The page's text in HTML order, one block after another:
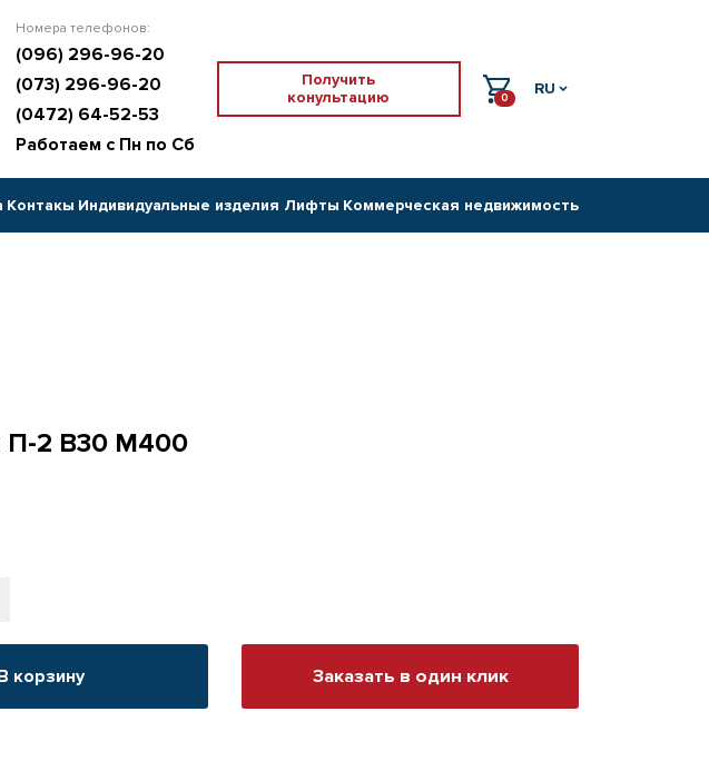
Номера телефонов:
(096) 296-96-20
(073) 296-96-20
(0472) 64-52-53
Работаем с Пн по Сб
Получить
конультацию
0
RU
Контакы Индивидуальные изделия Лифты Коммерческая недвижимость
П-2 В30 М400
корзину Заказать в один клик